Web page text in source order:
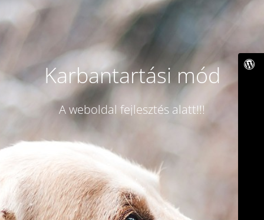
Karbantartási mód
A weboldal fejlesztés alatt!!!